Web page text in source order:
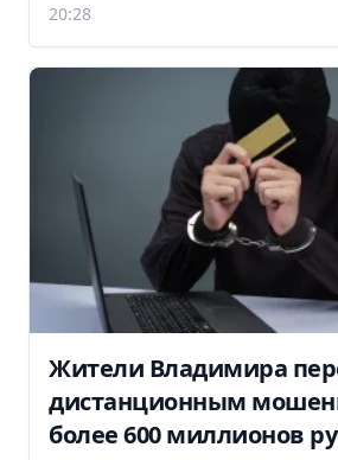
20:28
Жители Владимира
дистанционным
более 600 миллионов